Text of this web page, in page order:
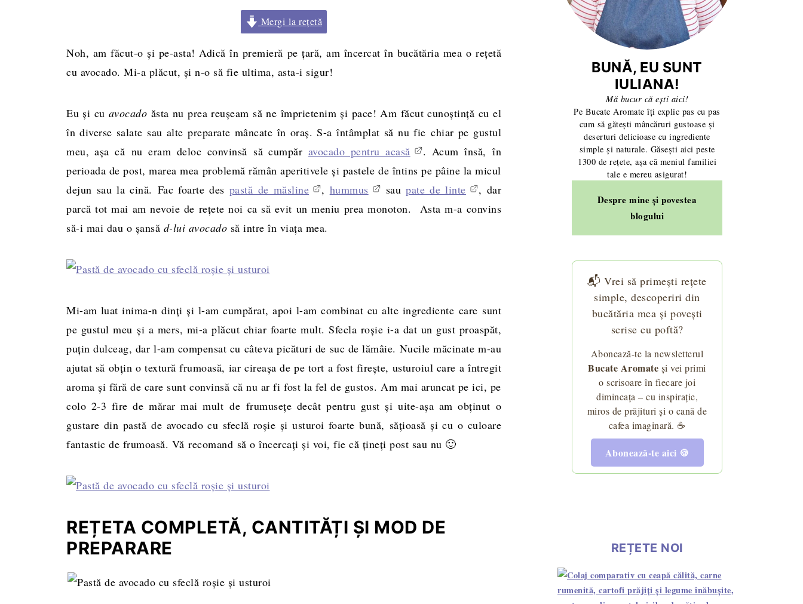
Mergi la rețetă
Noh, am făcut-o şi pe-asta! Adică în premieră pe ţară, am încercat în bucătăria mea o reţetă
cu avocado. Mi-a plăcut, şi n-o să fie ultima, asta-i sigur!
Eu şi cu avocado ăsta nu prea reuşeam să ne împrietenim şi pace! Am făcut cunoştinţă cu el
în diverse salate sau alte preparate mâncate în oraş. S-a întâmplat să nu fie chiar pe gustul
meu, aşa că nu eram deloc convinsă să cumpăr avocado pentru acasă
. Acum însă, în
perioada de post, marea mea problemă rămân aperitivele şi pastele de întins pe pâine la micul
dejun sau la cină. Fac foarte des pastă de măsline , hummus saupate de linte
, dar
parcă tot mai am nevoie de reţete noi ca să evit un meniu prea monoton. Asta m-a convins
să-i mai dau o şansă d-lui avocado să intre în viaţa mea.
Mi-am luat inima-n dinţi şi l-am cumpărat, apoi l-am combinat cu alte ingrediente care sunt
pe gustul meu şi a mers, mi-a plăcut chiar foarte mult. Sfecla roşie i-a dat un gust proaspăt,
puţin dulceag, dar l-am compensat cu câteva picături de suc de lămâie. Nucile măcinate m-au
ajutat să obţin o textură frumoasă, iar cireaşa de pe tort a fost fireşte, usturoiul care a întregit
aroma şi fără de care sunt convinsă că nu ar fi fost la fel de gustos. Am mai aruncat pe ici, pe
colo 2-3 fire de mărar mai mult de frumuseţe decât pentru gust şi uite-aşa am obţinut o
gustare din pastă de avocado cu sfeclă roşie şi usturoi foarte bună, săţioasă şi cu o culoare
fantastic de frumoasă. Vă recomand să o încercaţi şi voi, fie că ţineţi post sau nu 🙂
REȚETA COMPLETĂ, CANTITĂȚI ȘI MOD DE
PREPARARE
BUNĂ, EU SUNT
IULIANA!
Mă bucur că ești aici!
Pe Bucate Aromate îți explic pas cu pas
cum să gătești mâncăruri gustoase și
deserturi delicioase cu ingrediente
simple și naturale. Găsești aici peste
1300 de rețete, așa că meniul familiei
tale e mereu asigurat!
Despre mine și povestea
blogului
📬 Vrei să primești rețete
simple, descoperiri din
bucătăria mea și povești
scrise cu poftă?
Abonează-te la newsletterul
Bucate Aromate și vei primi
o scrisoare în fiecare joi
dimineața – cu inspirație,
miros de prăjituri și o cană de
cafea imaginară. ☕
Abonează-te aici 🍪
REȚETE NOI